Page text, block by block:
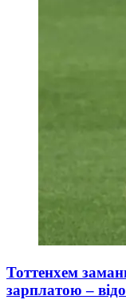
Тоттенхем
зарплатою –